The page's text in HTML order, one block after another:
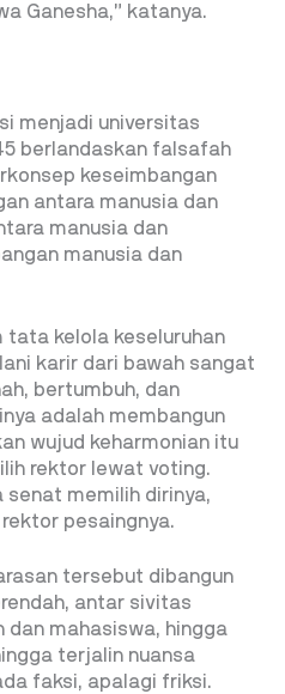
Ganesha,” katanya.
menjadi universitas
berlandaskan falsafah
keseimbangan
antara manusia dan
manusia dan
manusia dan
tata kelola keseluruhan
karir dari bawah sangat
bertumbuh, dan
adalah membangun
wujud keharmonian itu
rektor lewat voting.
senat memilih dirinya,
pesaingnya.
tersebut dibangun
antar sivitas
dan mahasiswa, hingga
terjalin nuansa
faksi, apalagi friksi.